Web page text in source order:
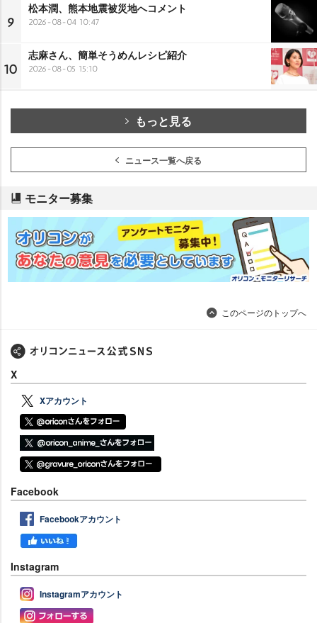
9
松本潤、熊本地震被災地へコメント
2026-08-04 10:47
10
志麻さん、簡単そうめんレシピ紹介
2026-08-05 15:10
もっと見る
ニュース一覧へ戻る
モニター募集
このページのトップへ
X
Xアカウント
Facebook
Facebookアカウント
Instagram
Instagramアカウント